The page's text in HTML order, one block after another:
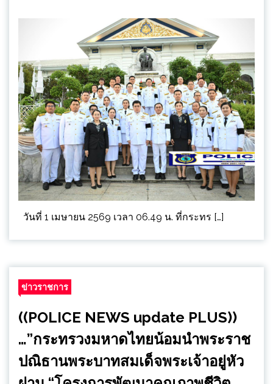
วันที่ 1 เมษายน 2569 เวลา 06.49 น. ที่กระทร […]
ข่าวราชการ
((POLICE NEWS update PLUS))
…”กระทรวงมหาดไทยน้อมนำพระราช
ปณิธานพระบาทสมเด็จพระเจ้าอยู่หัว